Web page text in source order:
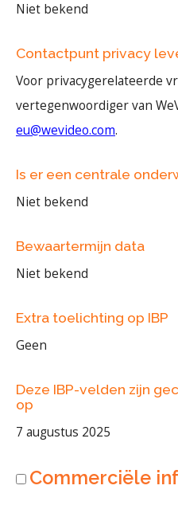
Niet bekend
Contactpunt privacy
Voor privacygerelateerde
vertegenwoordiger van
eu@wevideo.com.
Is er een centrale
Niet bekend
Bewaartermijn data
Niet bekend
Extra toelichting op IBP
Geen
Deze IBP-velden zijn
op
7 augustus 2025
Commerciële